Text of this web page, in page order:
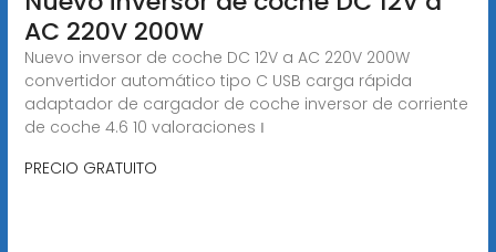
AC 220V 200W
Nuevo inversor de coche DC 12V a AC 220V 200W
convertidor automático tipo C USB carga rápida
adaptador de cargador de coche inversor de corriente
de coche 4.6 10 valoraciones ౹
PRECIO GRATUITO